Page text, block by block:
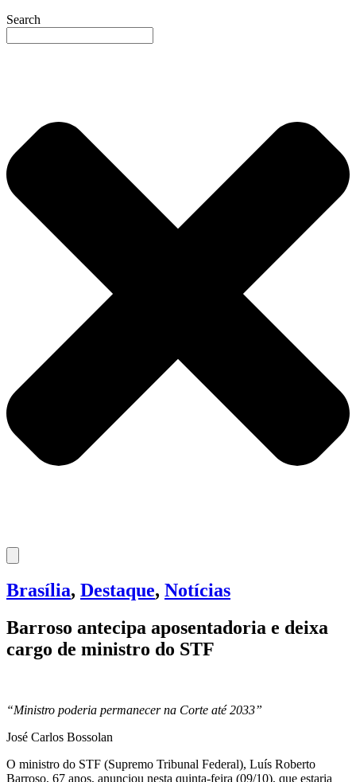
Search
Brasília, Destaque, Notícias
Barroso antecipa aposentadoria e deixa
cargo de ministro do STF
“Ministro poderia permanecer na Corte até 2033”
José Carlos Bossolan
O ministro do STF (Supremo Tribunal Federal), Luís Roberto
Barroso, 67 anos, anunciou nesta quinta-feira (09/10), que estaria